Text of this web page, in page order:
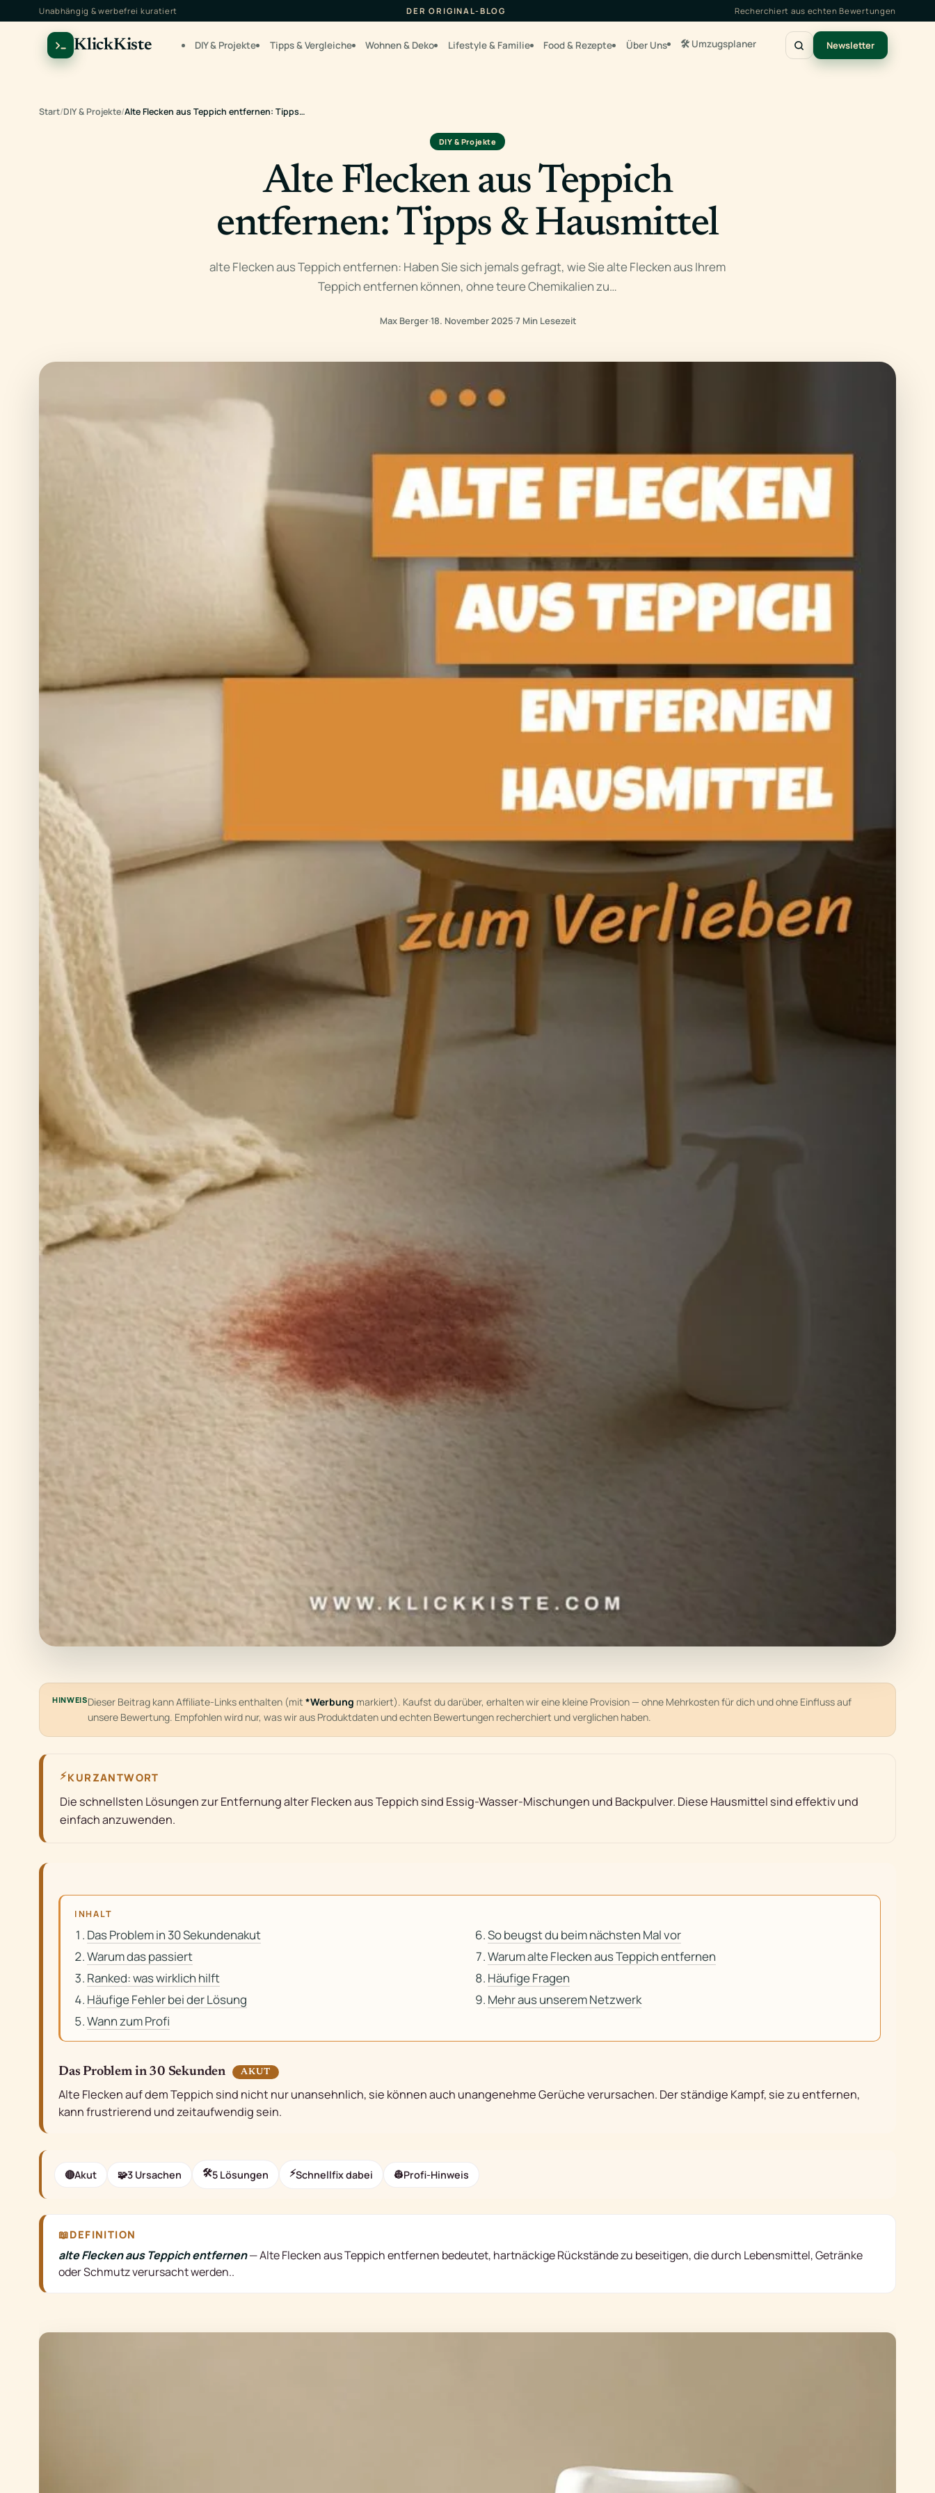
Unabhängig & werbefrei kuratiert DER ORIGINAL-BLOG Recherchiert aus echten Bewertungen
KlickKiste DIY & Projekte Tipps & Vergleiche Wohnen & Deko Lifestyle & Familie Food & Rezepte Über Uns 🛠️ Umzugsplaner Newsletter
Start/DIY & Projekte/Alte Flecken aus Teppich entfernen: Tipps…
DIY & Projekte
Alte Flecken aus Teppich
entfernen: Tipps & Hausmittel
alte Flecken aus Teppich entfernen: Haben Sie sich jemals gefragt, wie Sie alte Flecken aus Ihrem
Teppich entfernen können, ohne teure Chemikalien zu…
Max Berger·18. November 2025·7 Min Lesezeit
HINWEISDieser Beitrag kann Affiliate-Links enthalten (mit *Werbung markiert). Kaufst du darüber, erhalten wir eine kleine Provision — ohne Mehrkosten für dich und ohne Einfluss auf
unsere Bewertung. Empfohlen wird nur, was wir aus Produktdaten und echten Bewertungen recherchiert und verglichen haben.
⚡KURZANTWORT
Die schnellsten Lösungen zur Entfernung alter Flecken aus Teppich sind Essig-Wasser-Mischungen und Backpulver. Diese Hausmittel sind effektiv und
einfach anzuwenden.
INHALT
Das Problem in 30 Sekundenakut
Warum das passiert
Ranked: was wirklich hilft
Häufige Fehler bei der Lösung
Wann zum Profi
So beugst du beim nächsten Mal vor
Warum alte Flecken aus Teppich entfernen
Häufige Fragen
Mehr aus unserem Netzwerk
Das Problem in 30 Sekunden AKUT
Alte Flecken auf dem Teppich sind nicht nur unansehnlich, sie können auch unangenehme Gerüche verursachen. Der ständige Kampf, sie zu entfernen,
kann frustrierend und zeitaufwendig sein.
🔴Akut 🧩3 Ursachen 🛠5 Lösungen ⚡Schnellfix dabei 👷Profi-Hinweis
📖DEFINITION
alte Flecken aus Teppich entfernen—Alte Flecken aus Teppich entfernen bedeutet, hartnäckige Rückstände zu beseitigen, die durch Lebensmittel, Getränke
oder Schmutz verursacht werden..